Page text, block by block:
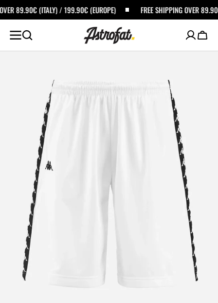
AL/ 199.90€ (EUROPE) FREE SHIPPING OVER 89.90€ (ITALY) /
Apri
in